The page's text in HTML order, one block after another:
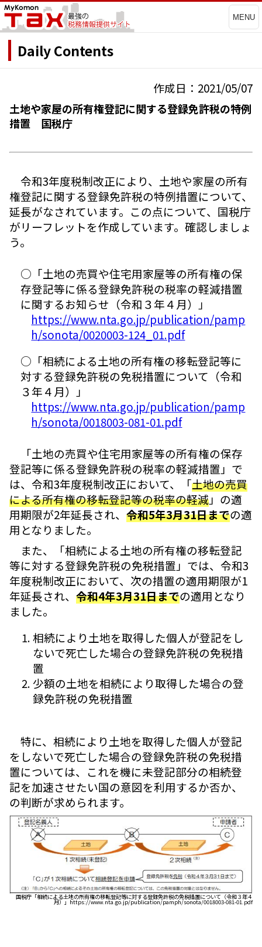
MENU
Daily Contents
作成日：2021/05/07
土地や家屋の所有権登記に関する登録免許税の特例
措置 国税庁
令和3年度税制改正により、土地や家屋の所有
権登記に関する登録免許税の特例措置について、
延長がなされています。この点について、国税庁
がリーフレットを作成しています。確認しましょ
う。
○「土地の売買や住宅用家屋等の所有権の保
存登記等に係る登録免許税の税率の軽減措置
に関するお知らせ（令和３年４月）」
https://www.nta.go.jp/publication/pamp
h/sonota/0020003-124_01.pdf
○「相続による土地の所有権の移転登記等に
対する登録免許税の免税措置について（令和
３年４月）」
https://www.nta.go.jp/publication/pamp
h/sonota/0018003-081-01.pdf
「土地の売買や住宅用家屋等の所有権の保存
登記等に係る登録免許税の税率の軽減措置」で
は、令和3年度税制改正において、「土地の売買
による所有権の移転登記等の税率の軽減」の適
用期限が2年延長され、 令和5年3月31日までの適
用となりました。
また、「相続による土地の所有権の移転登記
等に対する登録免許税の免税措置」では、令和3
年度税制改正において、次の措置の適用期限が1
年延長され、 令和4年3月31日までの適用となり
ました。
相続により土地を取得した個人が登記をし
ないで死亡した場合の登録免許税の免税措
置
少額の土地を相続により取得した場合の登
録免許税の免税措置
特に、相続により土地を取得した個人が登記
をしないで死亡した場合の登録免許税の免税措
置については、これを機に未登記部分の相続登
記を加速させたい国の意図を利用するか否か、
の判断が求められます。
国税庁「相続による土地の所有権の移転登記等に対する登録免許税の免税措置について（令和３年４
月）」https://www.nta.go.jp/publication/pamph/sonota/0018003-081-01.pdf